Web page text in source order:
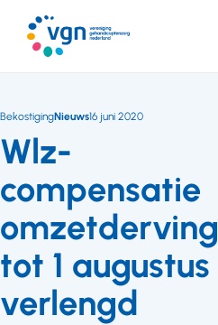
naar
hoofdinhoud
Wlz-
compensatie
omzetderving
tot 1 augustus
verlengd
BekostigingNieuws16 juni 2020